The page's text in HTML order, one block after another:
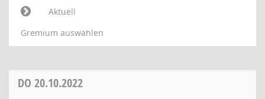
Aktuell
Gremium auswählen
DO 20.10.2022